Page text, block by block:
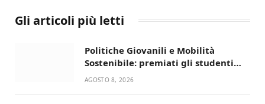
Gli articoli più letti
Politiche Giovanili e Mobilità
Sostenibile: premiati gli studenti
universitari del bando “La strada
AGOSTO 8, 2026